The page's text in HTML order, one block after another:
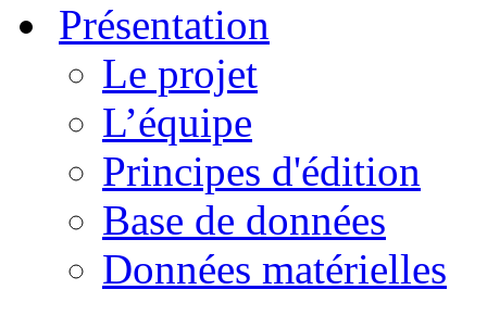
Présentation
Le projet
L’équipe
Principes d'édition
Base de données
Données matérielles